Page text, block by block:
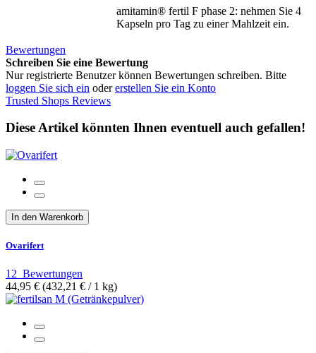
amitamin® fertil F phase 2: nehmen Sie 4
Kapseln pro Tag zu einer Mahlzeit ein.
Bewertungen
Schreiben Sie eine Bewertung
Nur registrierte Benutzer können Bewertungen schreiben. Bitte
loggen Sie sich ein odererstellen Sie ein Konto
Trusted Shops Reviews
Diese Artikel könnten Ihnen eventuell auch gefallen!
In den Warenkorb
Ovarifert
12 Bewertungen
44,95 € (432,21 €­ / 1 kg)